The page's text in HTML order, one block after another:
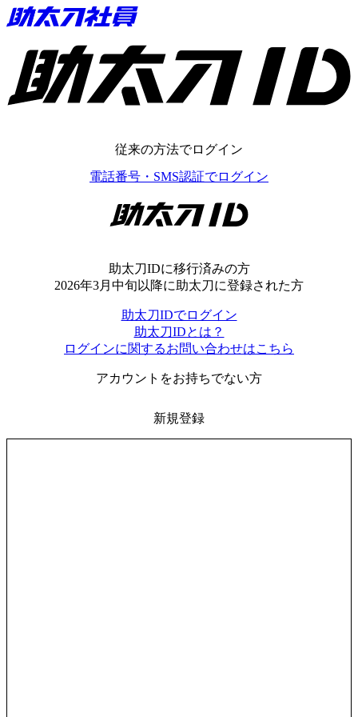
助太刀ID
従来の方法でログイン
電話番号・SMS認証でログイン
助太刀ID
助太刀IDに移行済みの方
2026年3月中旬以降に助太刀に登録された方
助太刀IDでログイン
助太刀IDとは？
ログインに関するお問い合わせはこちら
アカウントをお持ちでない方
新規登録